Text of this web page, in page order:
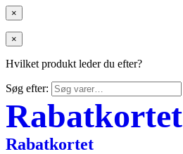
×
×
Hvilket produkt leder du efter?
Søg efter:
Rabatkortet
Rabatkortet